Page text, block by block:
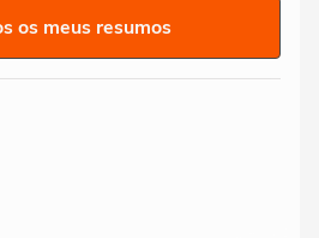
os meus resumos